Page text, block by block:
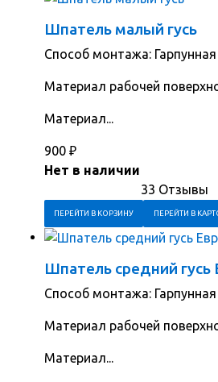
Шпатель малый гусь
Способ монтажа:
Материал рабочей
Материал...
900 ₽
Нет в наличии
33 Отзывы
ПЕРЕЙТИ В КОРЗИНУ ПЕРЕЙТИ В
Шпатель средний гусь
Способ монтажа:
Материал рабочей
Материал...